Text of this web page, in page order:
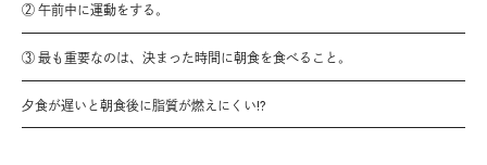
② 午前中に運動をする。
③ 最も重要なのは、決まった時間に朝食を食べること。
夕食が遅いと朝食後に脂質が燃えにくい!?